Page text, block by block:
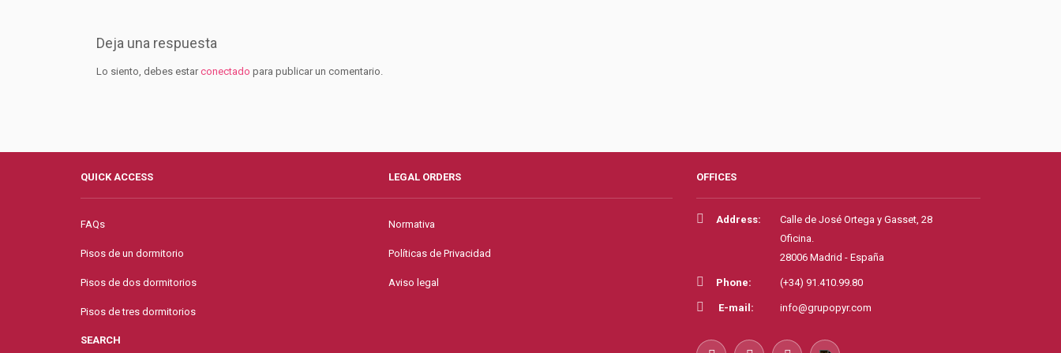
Deja una respuesta
Lo siento, debes estarconectado para publicar un comentario.
QUICK ACCESS
FAQs
Pisos de un dormitorio
Pisos de dos dormitorios
Pisos de tres dormitorios
SEARCH
LEGAL ORDERS
Normativa
Políticas de Privacidad
Aviso legal
OFFICES
Address:
Calle de José Ortega y Gasset, 28
Oficina.
28006 Madrid - España
Phone: (+34) 91.410.99.80
E-mail: info@grupopyr.com